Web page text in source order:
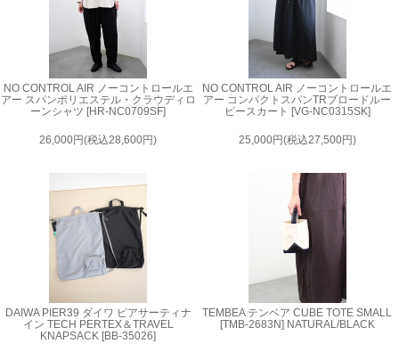
NO CONTROL AIR ノーコントロールエ
アー スパンポリエステル・クラウディロ
ーンシャツ [HR-NC0709SF]
26,000円(税込28,600円)
NO CONTROL AIR ノーコントロールエ
アー コンパクトスパンTRブロードルー
ピースカート [VG-NC0315SK]
25,000円(税込27,500円)
DAIWA PIER39 ダイワ ピアサーティナ
イン TECH PERTEX＆TRAVEL
KNAPSACK [BB-35026]
TEMBEA テンベア CUBE TOTE SMALL
[TMB-2683N] NATURAL/BLACK